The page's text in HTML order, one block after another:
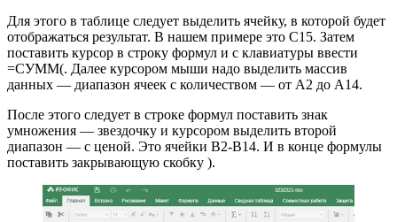
Для этого в таблице следует выделить ячейку, в которой будет
отображаться результат. В нашем примере это С15. Затем
поставить курсор в строку формул и с клавиатуры ввести
=СУММ(. Далее курсором мыши надо выделить массив
данных — диапазон ячеек с количеством — от A2 до A14.
После этого следует в строке формул поставить знак
умножения — звездочку и курсором выделить второй
диапазон — с ценой. Это ячейки B2-B14. И в конце формулы
поставить закрывающую скобку ).